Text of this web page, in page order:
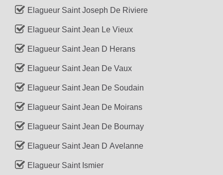
Elagueur Saint Joseph De Riviere
Elagueur Saint Jean Le Vieux
Elagueur Saint Jean D Herans
Elagueur Saint Jean De Vaux
Elagueur Saint Jean De Soudain
Elagueur Saint Jean De Moirans
Elagueur Saint Jean De Bournay
Elagueur Saint Jean D Avelanne
Elagueur Saint Ismier